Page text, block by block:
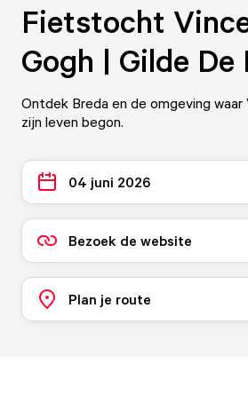
Fietstocht
Gogh | Gilde De
Ontdek Breda en de omgeving waar
zijn leven begon.
04 juni 2026
Bezoek de website
Plan je route